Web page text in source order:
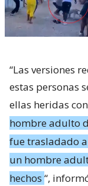
“Las versiones
estas personas
ellas heridas
hombre adulto
fue trasladado
un hombre
hechos “,